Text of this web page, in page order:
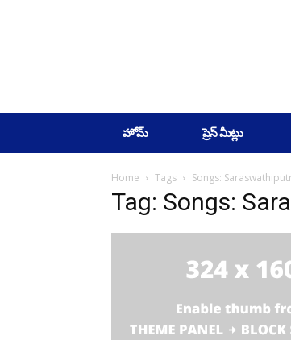
హోమ్ ప్రెస్ మీట్లు
Home Tags Songs:
Tag: Songs: